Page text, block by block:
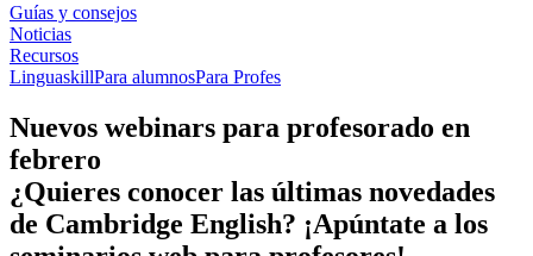
Guías y consejos
Noticias
Recursos
LinguaskillPara alumnosPara Profes
Nuevos webinars para profesorado en
febrero
¿Quieres conocer las últimas novedades
de Cambridge English? ¡Apúntate a los